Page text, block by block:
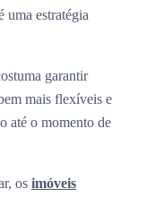
uma estratégia
garantir
mais flexíveis e
até o momento de
os imóveis